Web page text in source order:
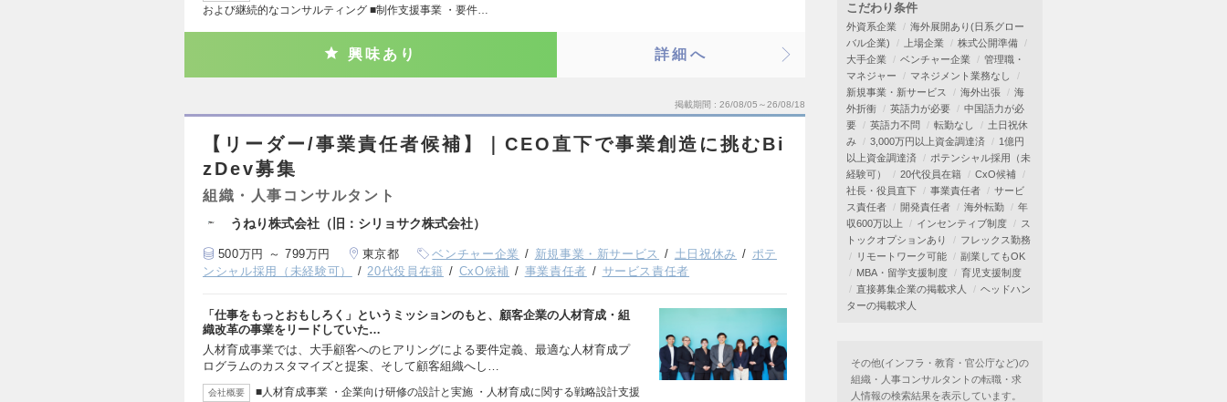
および継続的なコンサルティング ■制作支援事業 ・要件…
興味あり 詳細へ
掲載期間 26/08/05～26/08/18
【リーダー/事業責任者候補】｜CEO直下で事業創造に挑むBi
zDev募集
組織・人事コンサルタント
うねり株式会社（旧：シリョサク株式会社）
500万円 ～ 799万円 東京都 ベンチャー企業 新規事業・新サービス 土日祝休み
ポテ
ンシャル採用（未経験可）
20代役員在籍 CxO候補 事業責任者 サービス責任者
「仕事をもっとおもしろく」というミッションのもと、顧客企業の人材育成・組
織改革の事業をリードしていた…
人材育成事業では、大手顧客へのヒアリングによる要件定義、最適な人材育成プ
ログラムのカスタマイズと提案、そして顧客組織へし…
会社概要
■人材育成事業 ・企業向け研修の設計と実施 ・人材育成に関する戦略設計支援
こだわり条件
外資系企業
海外展開あり(日系グロー
バル企業)
上場企業
株式公開準備
大手企業
ベンチャー企業
管理職・
マネジャー
マネジメント業務なし
新規事業・新サービス
海外出張
海
外折衝
英語力が必要
中国語力が必
要
英語力不問 転勤なし
土日祝休
み
3,000万円以上資金調達済
1億円
以上資金調達済
ポテンシャル採用（未
経験可）
20代役員在籍
CxO候補
社長・役員直下
事業責任者
サービ
ス責任者
開発責任者 海外転勤
年
収600万以上
インセンティブ制度
ス
トックオプションあり
フレックス勤務
リモートワーク可能
副業してもOK
MBA・留学支援制度
育児支援制度
直接募集企業の掲載求人
ヘッドハン
ターの掲載求人
その他(インフラ・教育・官公庁など)の
組織・人事コンサルタントの転職・求
人情報の検索結果を表示しています。